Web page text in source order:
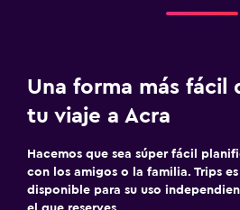
Una forma más fácil
tu viaje a Acra
Hacemos que sea súper fácil
con los amigos o la familia. Trips
disponible para su uso